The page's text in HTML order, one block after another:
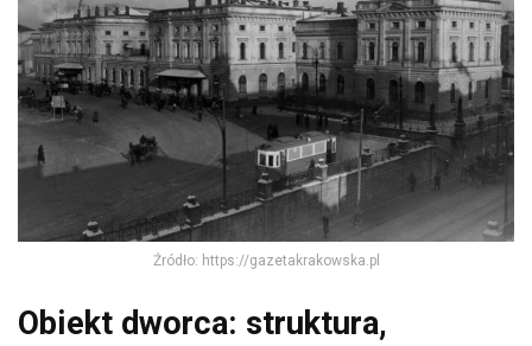
Źródło: https://gazetakrakowska.pl
Obiekt dworca: struktura,